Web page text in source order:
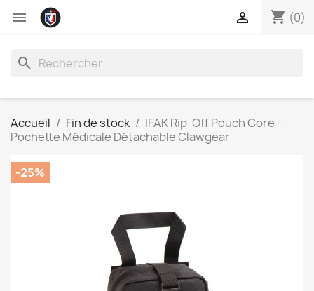
 shopping_cart (0)

search
Accueil Fin de stock
IFAK Rip-Off Pouch Core –
Pochette Médicale Détachable Clawgear
-25%